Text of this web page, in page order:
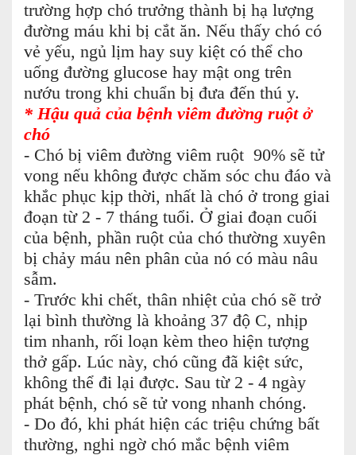
trường hợp chó trưởng thành bị hạ lượng
đường máu khi bị cắt ăn. Nếu thấy chó có
vẻ yếu, ngủ lịm hay suy kiệt có thể cho
uống đường glucose hay mật ong trên
nướu trong khi chuẩn bị đưa đến thú y.
* Hậu quả của bệnh viêm đường ruột ở
chó
- Chó bị viêm đường viêm ruột 90% sẽ tử
vong nếu không được chăm sóc chu đáo và
khắc phục kịp thời, nhất là chó ở trong giai
đoạn từ 2 - 7 tháng tuổi. Ở giai đoạn cuối
của bệnh, phần ruột của chó thường xuyên
bị chảy máu nên phân của nó có màu nâu
sẫm.
- Trước khi chết, thân nhiệt của chó sẽ trở
lại bình thường là khoảng 37 độ C, nhịp
tim nhanh, rối loạn kèm theo hiện tượng
thở gấp. Lúc này, chó cũng đã kiệt sức,
không thể đi lại được. Sau từ 2 - 4 ngày
phát bệnh, chó sẽ tử vong nhanh chóng.
- Do đó, khi phát hiện các triệu chứng bất
thường, nghi ngờ chó mắc bệnh viêm